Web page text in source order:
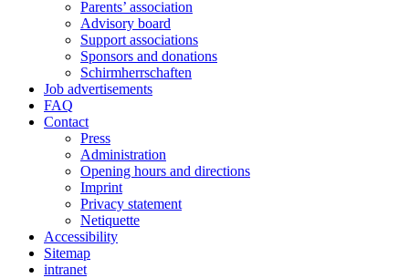
Parents’ association
Advisory board
Support associations
Sponsors and donations
Schirmherrschaften
Job advertisements
FAQ
Contact
Press
Administration
Opening hours and directions
Imprint
Privacy statement
Netiquette
Accessibility
Sitemap
intranet